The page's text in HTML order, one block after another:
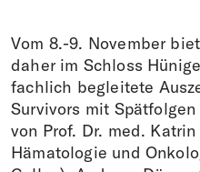
Vom 8.-9. November
daher im Schloss
fachlich begleitete
Survivors mit
von Prof. Dr. med.
Hämatologie und